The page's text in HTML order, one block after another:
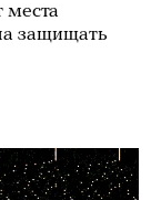
места
защищать